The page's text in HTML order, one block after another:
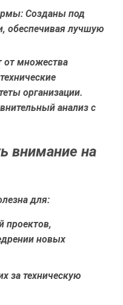
Созданы под
обеспечивая лучшую
от множества
организации.
анализ с
внимание на
для:
проектов,
новых
за техническую